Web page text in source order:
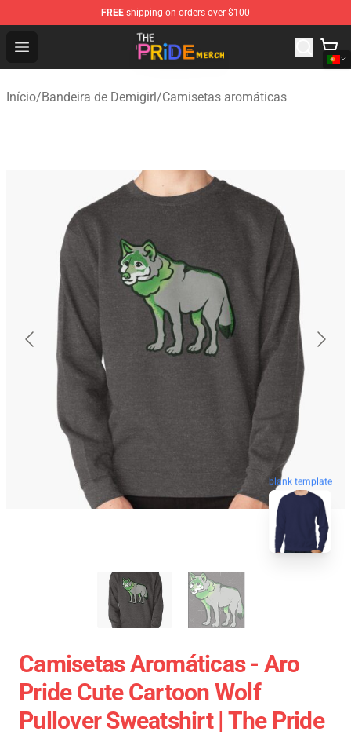
FREE shipping on orders over $100
Open menu
The Pride Shop - Official The Pride Merchandise Store
Início/Bandeira de Demigirl/Camisetas aromáticas
blank template
Camisetas Aromáticas - Aro
Pride Cute Cartoon Wolf
Pullover Sweatshirt | The Pride